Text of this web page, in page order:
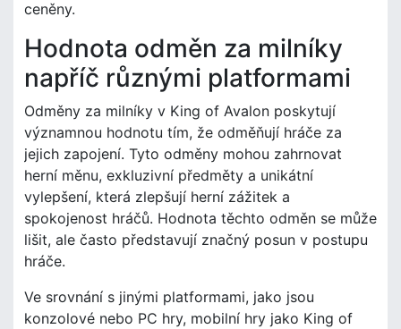
ceněny.
Hodnota odměn za milníky
napříč různými platformami
Odměny za milníky v King of Avalon poskytují
významnou hodnotu tím, že odměňují hráče za
jejich zapojení. Tyto odměny mohou zahrnovat
herní měnu, exkluzivní předměty a unikátní
vylepšení, která zlepšují herní zážitek a
spokojenost hráčů. Hodnota těchto odměn se může
lišit, ale často představují značný posun v postupu
hráče.
Ve srovnání s jinými platformami, jako jsou
konzolové nebo PC hry, mobilní hry jako King of